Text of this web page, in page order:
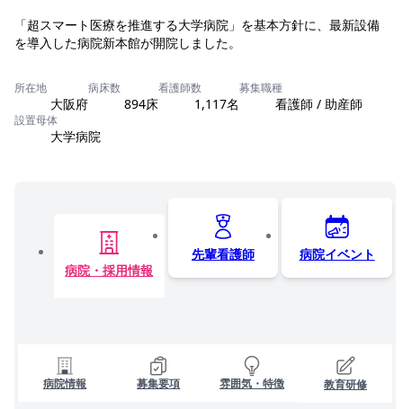
「超スマート医療を推進する大学病院」を基本方針に、最新設備
所在地
大阪府
病床数
894床
看護師数
1,117名
募集職種
看護師 / 助産師
設置母体
大学病院
病院・採用情報
先輩看護師 病院イベント
病院情報 募集要項 雰囲気・特徴 教育研修